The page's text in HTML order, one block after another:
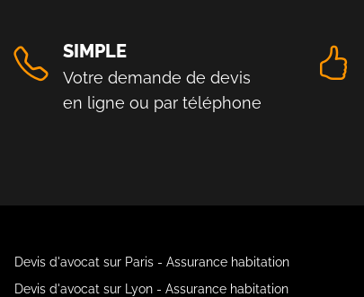
SIMPLE
Votre demande de devis
en ligne ou par téléphone
Devis d'avocat sur Paris - Assurance habitation
Devis d'avocat sur Lyon - Assurance habitation